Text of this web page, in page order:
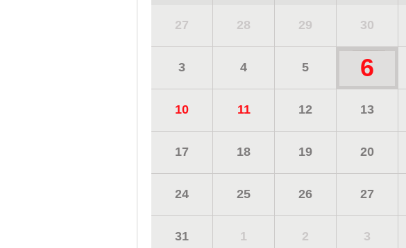
27 28 29 30
3 4 5 6
10 11 12 13
17 18 19 20
24 25 26 27
31 1 2 3